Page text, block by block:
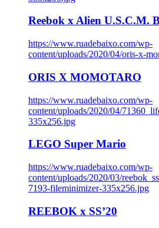
Reebok x Alien U.S.C.M.
https://www.ruadebaixo.com/wp-
content/uploads/2020/04/oris-x-
ORIS X MOMOTARO
https://www.ruadebaixo.com/wp-
content/uploads/2020/04/
335x256.jpg
LEGO Super Mario
https://www.ruadebaixo.com/wp-
content/uploads/2020/03/
7193-fileminimizer-335x256.jpg
REEBOK x SS’20